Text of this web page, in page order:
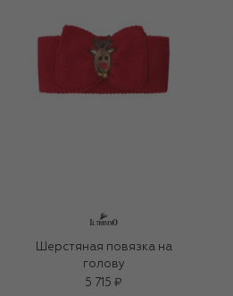
Шерстяная повязка на
голову
5 715 ₽